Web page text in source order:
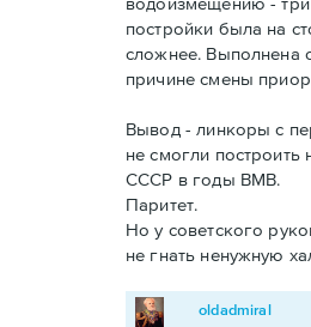
постройки была на
сложнее. Выполнена
причине смены
Вывод - линкоры с
не смогли
СССР в годы ВМВ.
Паритет.
Но у советского
не гнать ненужную
oldadmiral